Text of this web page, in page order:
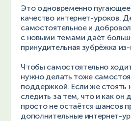
Это одновременно
качество интернет-уроков.
самостоятельное и
с новыми темами даёт
принудительная зубрёжка
Чтобы самостоятельно
нужно делать тоже
поддержкой. Если же стоять
следить за тем, что и как он
просто не остаётся шансов
дополнительные интернет-